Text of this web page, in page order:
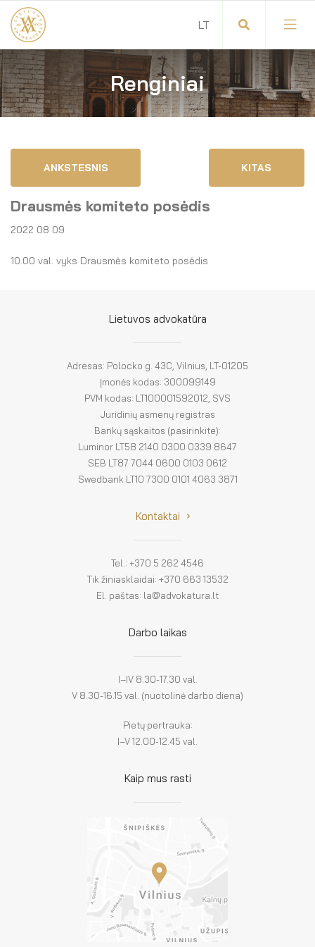
Visuotinis advokatų susirinkimas
Advokatų tarybos pirmininkas
Advokatų taryba
Komitetai
Savitarna
Savivaldos teisės aktai
Dokumentų atmintinė
El. parduotuvė
ES
Renginiai
ANKSTESNIS KITAS
Drausmės komiteto posėdis
2022 08 09
10.00 val. vyks Drausmės komiteto posėdis
Lietuvos advokatūra
Adresas: Polocko g. 43C, Vilnius, LT-01205
Įmonės kodas: 300099149
PVM kodas: LT100001592012, SVS
Juridinių asmenų registras
Bankų sąskaitos (pasirinkite):
Luminor LT58 2140 0300 0339 8647
SEB LT87 7044 0600 0103 0612
Swedbank LT10 7300 0101 4063 3871
Kontaktai
Tel.: +370 5 262 4546
Tik žiniasklaidai: +370 663 13532
El. paštas: la@advokatura.lt
Darbo laikas
I–IV 8.30-17.30 val.
V 8.30-16.15 val. (nuotolinė darbo diena)
Pietų pertrauka:
I–V 12.00-12.45 val.
Kaip mus rasti